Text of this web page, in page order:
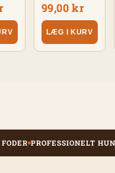
99,00 kr
LÆG I KURV
PROFESSIONELT